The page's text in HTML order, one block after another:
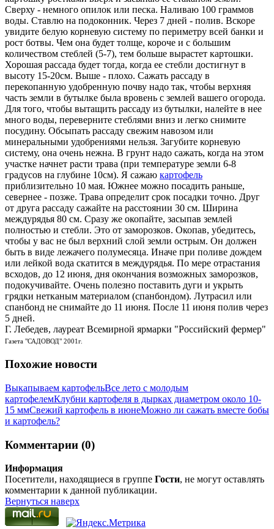
Сверху - немного опилок или песка. Наливаю 100 граммов
воды. Ставлю на подоконник. Через 7 дней - полив. Вскоре
увидите белую корневую систему по периметру всей банки и
рост ботвы. Чем она будет толще, короче и с большим
количеством стеблей (5-7), тем больше вырастет картошки.
Хорошая рассада будет тогда, когда ее стебли достигнут в
высоту 15-20см. Выше - плохо. Сажать рассаду в
перекопанную удобренную почву надо так, чтобы верхняя
часть земли в бутылке была вровень с землей вашего огорода.
Для того, чтобы вытащить рассаду из бутылки, налейте в нее
много воды, переверните стеблями вниз и легко снимите
посудину. Обсыпать рассаду свежим навозом или
минеральными удобрениями нельзя. Загубите корневую
систему, она очень нежна. В грунт надо сажать, когда на этом
участке начнет расти трава (при температуре земли 6-8
градусов на глубине 10см). Я сажаю картофель
приблизительно 10 мая. Южнее можно посадить раньше,
севернее - позже. Трава определит срок посадки точно. Друг
от друга рассаду сажайте на расстоянии 30 см. Ширина
междурядья 80 см. Сразу же окопайте, засыпав землей
полностью и стебли. Это от заморозков. Окопав, убедитесь,
чтобы у вас не был верхний слой земли острым. Он должен
быть в виде лежачего полумесяца. Иначе при поливе дождем
или лейкой вода скатится в междурядья. По мере отрастания
всходов, до 12 июня, дня окончания возможных заморозков,
подокучивайте. Очень полезно поставить дуги и укрыть
грядки нетканым материалом (спанбондом). Лутрасил или
спанбонд не снимайте до 11 июня. После 11 июня полив через
5 дней.
Г. Лебедев, лауреат Всемирной ярмарки "Российский фермер"
Газета "САДОВОД" 2001г.
Похожие новости
Выкапываем картофельВсе лето с молодым
картофелемКлубни картофеля в дырках диаметром около 10-
15 ммСвежий картофель в июнеМожно ли сажать вместе бобы
и картофель?
Комментарии (0)
Информация
Посетители, находящиеся в группе Гости, не могут оставлять
комментарии к данной публикации.
Вернуться наверх